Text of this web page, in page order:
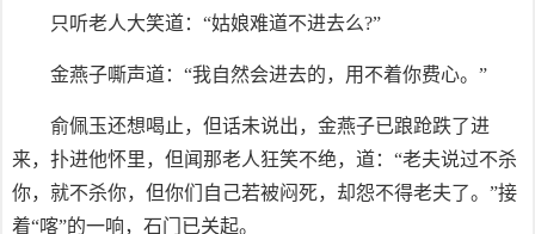
只听老人大笑道：“姑娘难道不进去么?”
金燕子嘶声道：“我自然会进去的，用不着你费心。”
俞佩玉还想喝止，但话未说出，金燕子已踉跄跌了进
来，扑进他怀里，但闻那老人狂笑不绝，道：“老夫说过不杀
你，就不杀你，但你们自己若被闷死，却怨不得老夫了。”接
着“喀”的一响，石门已关起。